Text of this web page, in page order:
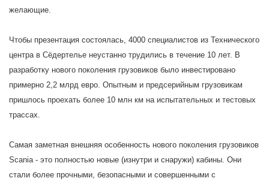
желающие.
Чтобы презентация состоялась, 4000 специалистов из Технического
центра в Сёдертелье неустанно трудились в течение 10 лет. В
разработку нового поколения грузовиков было инвестировано
примерно 2,2 млрд евро. Опытным и предсерийным грузовикам
пришлось проехать более 10 млн км на испытательных и тестовых
трассах.
Самая заметная внешняя особенность нового поколения грузовиков
Scania - это полностью новые (изнутри и снаружи) кабины. Они
стали более прочными, безопасными и совершенными с